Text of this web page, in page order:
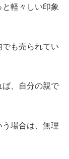
軽々しい印象
も売られてい
、自分の親で
う場合は、無理